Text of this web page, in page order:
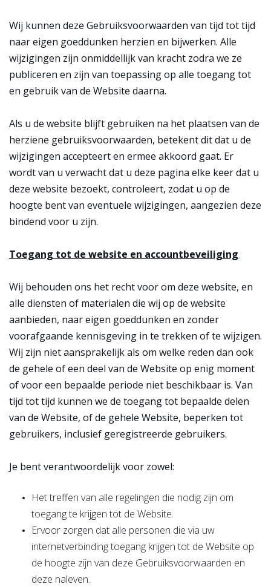
Wij kunnen deze Gebruiksvoorwaarden van tijd tot tijd
naar eigen goeddunken herzien en bijwerken. Alle
wijzigingen zijn onmiddellijk van kracht zodra we ze
publiceren en zijn van toepassing op alle toegang tot
en gebruik van de Website daarna.
Als u de website blijft gebruiken na het plaatsen van de
herziene gebruiksvoorwaarden, betekent dit dat u de
wijzigingen accepteert en ermee akkoord gaat. Er
wordt van u verwacht dat u deze pagina elke keer dat u
deze website bezoekt, controleert, zodat u op de
hoogte bent van eventuele wijzigingen, aangezien deze
bindend voor u zijn.
Toegang tot de website en accountbeveiliging
Wij behouden ons het recht voor om deze website, en
alle diensten of materialen die wij op de website
aanbieden, naar eigen goeddunken en zonder
voorafgaande kennisgeving in te trekken of te wijzigen.
Wij zijn niet aansprakelijk als om welke reden dan ook
de gehele of een deel van de Website op enig moment
of voor een bepaalde periode niet beschikbaar is. Van
tijd tot tijd kunnen we de toegang tot bepaalde delen
van de Website, of de gehele Website, beperken tot
gebruikers, inclusief geregistreerde gebruikers.
Je bent verantwoordelijk voor zowel:
Het treffen van alle regelingen die nodig zijn om
toegang te krijgen tot de Website.
Ervoor zorgen dat alle personen die via uw
internetverbinding toegang krijgen tot de Website op
de hoogte zijn van deze Gebruiksvoorwaarden en
deze naleven.